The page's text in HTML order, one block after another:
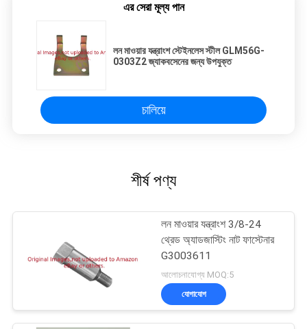
এর সেরা মূল্য পান
লন মাওয়ার যন্ত্রাংশ স্টেইনলেস স্টীল GLM56G-
0303Z2 জ্যাকবসেনের জন্য উপযুক্ত
চালিয়ে
শীর্ষ পণ্য
লন মাওয়ার যন্ত্রাংশ 3/8-24
থ্রেড অ্যাডজাস্টিং নাট ফাস্টেনার
G3003611
আলোচনাযোগ্য MOQ:5
যোগাযোগ